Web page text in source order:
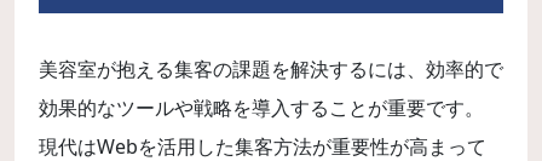
美容室が抱える集客の課題を解決するには、効率的で
効果的なツールや戦略を導入することが重要です。
現代はWebを活用した集客方法が重要性が高まって